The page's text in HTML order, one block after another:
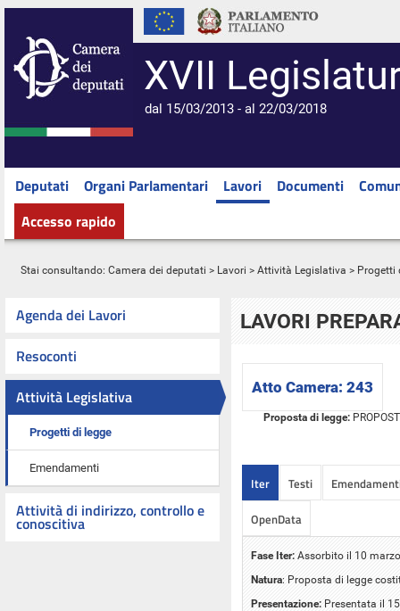
XVII
dal 15/03/2013 - al 22/03/2018
Deputati Organi Parlamentari Lavori Documenti
Accesso rapido
Stai consultando: Camera dei deputati > Lavori > Attività Legislativa > Progetti
Agenda dei Lavori
Resoconti
Attività Legislativa
Progetti di legge
Emendamenti
Attività di indirizzo, controllo e
conoscitiva
LAVORI
Atto Camera: 243
Proposta di legge:
Iter Testi
OpenData
Fase Iter: Assorbito il 10
Natura: Proposta di legge
Presentazione: Presentata il